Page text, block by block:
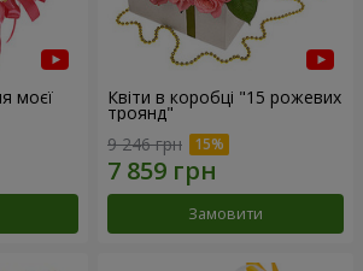
моєї Квіти в коробці "15 рожевих
троянд"
9 246 грн
Замовити